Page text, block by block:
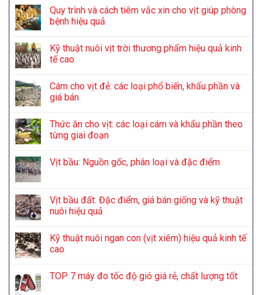
Quy trình và cách tiêm vắc xin cho vịt giúp phòng
bệnh hiệu quả
Kỹ thuật nuôi vịt trời thương phẩm hiệu quả kinh
tế cao
Cám cho vịt đẻ: các loại phổ biến, khẩu phần và
giá bán
Thức ăn cho vịt: các loại cám và khẩu phần theo
từng giai đoạn
Vịt bầu: Nguồn gốc, phân loại và đặc điểm
Vịt bầu đất: Đặc điểm, giá bán giống và kỹ thuật
nuôi hiệu quả
Kỹ thuật nuôi ngan con (vịt xiêm) hiệu quả kinh tế
cao
TOP 7 máy đo tốc độ gió giá rẻ, chất lượng tốt